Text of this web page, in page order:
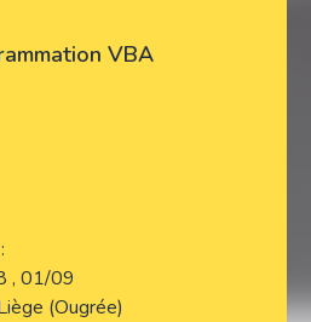
VBA
, 01/09
(Ougrée)